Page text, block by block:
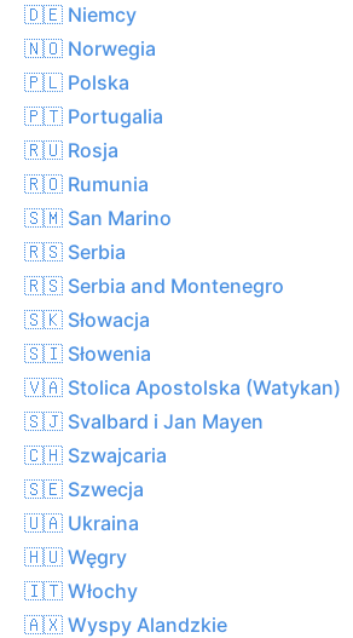
🇩🇪 Niemcy
🇳🇴 Norwegia
🇵🇱 Polska
🇵🇹 Portugalia
🇷🇺 Rosja
🇷🇴 Rumunia
🇸🇲 San Marino
🇷🇸 Serbia
🇷🇸 Serbia and Montenegro
🇸🇰 Słowacja
🇸🇮 Słowenia
🇻🇦 Stolica Apostolska (Watykan)
🇸🇯 Svalbard i Jan Mayen
🇨🇭 Szwajcaria
🇸🇪 Szwecja
🇺🇦 Ukraina
🇭🇺 Węgry
🇮🇹 Włochy
🇦🇽 Wyspy Alandzkie